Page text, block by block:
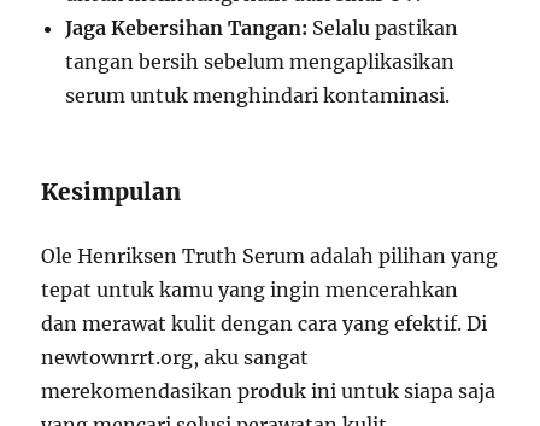
Jaga Kebersihan Tangan: Selalu pastikan
tangan bersih sebelum mengaplikasikan
serum untuk menghindari kontaminasi.
Kesimpulan
Ole Henriksen Truth Serum adalah pilihan yang
tepat untuk kamu yang ingin mencerahkan
dan merawat kulit dengan cara yang efektif. Di
newtownrrt.org, aku sangat
merekomendasikan produk ini untuk siapa saja